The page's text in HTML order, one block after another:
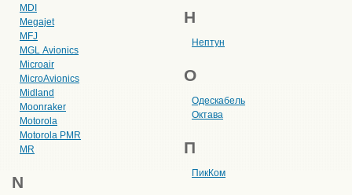
MDI
Megajet
MFJ
MGL Avionics
Microair
MicroAvionics
Midland
Moonraker
Motorola
Motorola PMR
MR
N
Н
Нептун
О
Одескабель
Октава
П
ПикКом